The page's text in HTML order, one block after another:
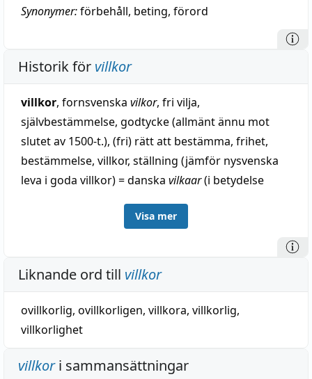
Synonymer:förbehåll, beting, förord
Historik för villkor
villkor, fornsvenska vilkor, fri vilja,
självbestämmelse, godtycke (allmänt ännu mot
slutet av 1500-t.), (fri) rätt att bestämma, frihet,
bestämmelse, villkor, ställning (jämför nysvenska
leva i goda villkor) = danska vilkaar(i betydelse
levnadsförhållanden), från medellågtyska
fritt val, godtycke, icke i betydelse 'inskränkande
bestämmelse, bedingung'); till substantiv vilja o.
kora (välja).
Visa mer
Liknande ord till villkor
ovillkorlig, ovillkorligen, villkora, villkorlig,
villkorlighet
villkori sammansättningar